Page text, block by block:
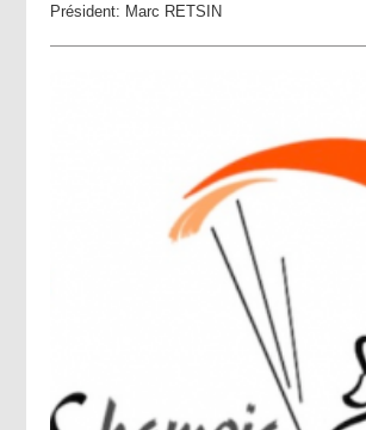
Président: Marc RETSIN